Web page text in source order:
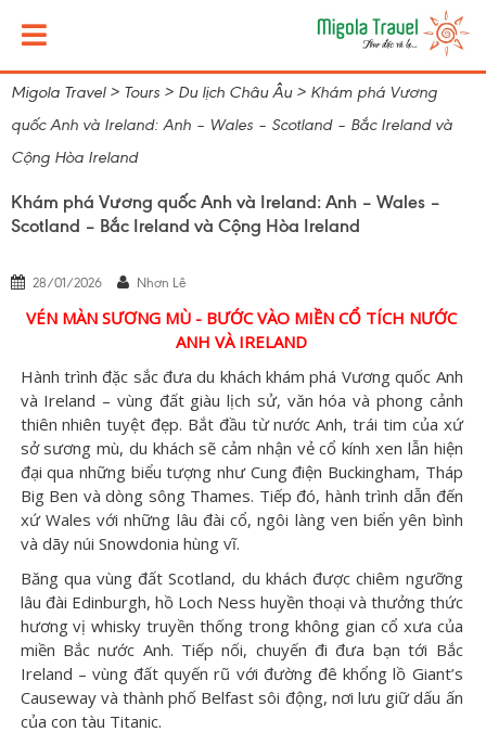
Migola Travel> Tours > Du lịch Châu Âu> Khám phá Vương
quốc Anh và Ireland: Anh – Wales – Scotland – Bắc Ireland và
Cộng Hòa Ireland
Khám phá Vương quốc Anh và Ireland: Anh – Wales –
Scotland – Bắc Ireland và Cộng Hòa Ireland
28/01/2026 Nhơn Lê
VÉN MÀN SƯƠNG MÙ - BƯỚC VÀO MIỀN CỔ TÍCH NƯỚC
ANH VÀ IRELAND
Hành trình đặc sắc đưa du khách khám phá Vương quốc Anh
và Ireland – vùng đất giàu lịch sử, văn hóa và phong cảnh
thiên nhiên tuyệt đẹp. Bắt đầu từ nước Anh, trái tim của xứ
sở sương mù, du khách sẽ cảm nhận vẻ cổ kính xen lẫn hiện
đại qua những biểu tượng như Cung điện Buckingham, Tháp
Big Ben và dòng sông Thames. Tiếp đó, hành trình dẫn đến
xứ Wales với những lâu đài cổ, ngôi làng ven biển yên bình
và dãy núi Snowdonia hùng vĩ.
Băng qua vùng đất Scotland, du khách được chiêm ngưỡng
lâu đài Edinburgh, hồ Loch Ness huyền thoại và thưởng thức
hương vị whisky truyền thống trong không gian cổ xưa của
miền Bắc nước Anh. Tiếp nối, chuyến đi đưa bạn tới Bắc
Ireland – vùng đất quyến rũ với đường đê khổng lồ Giant’s
Causeway và thành phố Belfast sôi động, nơi lưu giữ dấu ấn
của con tàu Titanic.